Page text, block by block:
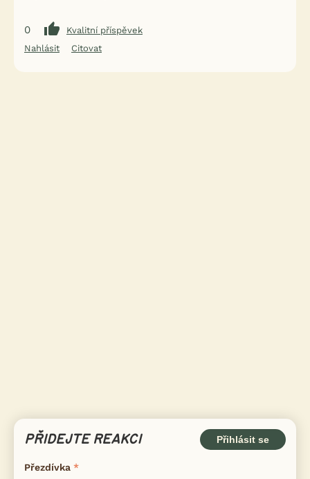
0
Kvalitní příspěvek
Nahlásit
Citovat
PŘIDEJTE REAKCI Přihlásit se
Přezdívka